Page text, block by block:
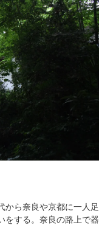
から奈良や京都に一人足
をする。奈良の路上で器